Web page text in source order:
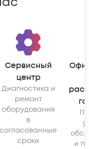
Сервисный
центр
Диагностика и
ремонт
оборудования
в
согласованные
сроки
и